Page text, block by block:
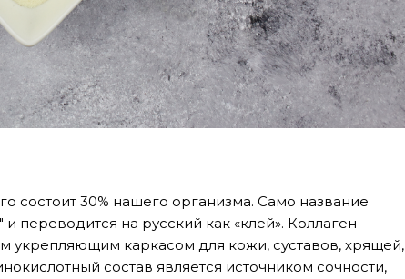
состоит 30% нашего организма. Само название
переводится на русский как «клей». Коллаген
укрепляющим каркасом для кожи, суставов, хрящей,
состав является источником сочности,